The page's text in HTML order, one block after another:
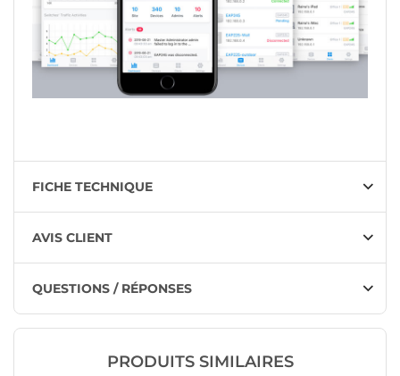
FICHE TECHNIQUE
AVIS CLIENT
QUESTIONS / RÉPONSES
PRODUITS SIMILAIRES